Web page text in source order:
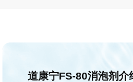
道康宁FS-80消泡剂介